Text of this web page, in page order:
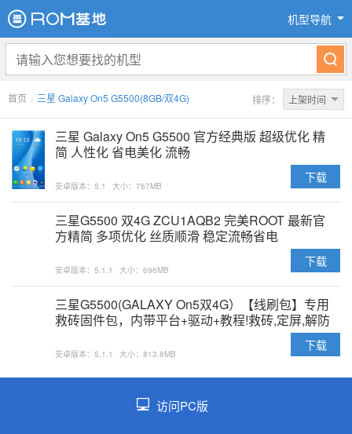
机型导航
首页 > 三星 Galaxy On5 G5500(8GB/双4G) 排序： 上架时间
三星 Galaxy On5 G5500 官方经典版 超级优化 精
简 人性化 省电美化 流畅
安卓版本：5.1 大小：767MB
下载
三星G5500 双4G ZCU1AQB2 完美ROOT 最新官
方精简 多项优化 丝质顺滑 稳定流畅省电
安卓版本：5.1.1 大小：696MB
下载
三星G5500(GALAXY On5双4G）【线刷包】专用
救砖固件包，内带平台+驱动+教程!救砖,定屏,解防
安卓版本：5.1.1 大小：813.8MB
下载
访问PC版